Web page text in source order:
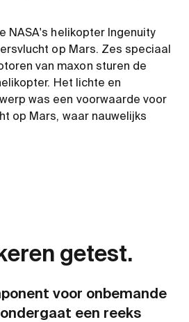
NASA's helikopter Ingenuity
op Mars. Zes speciaal
van maxon sturen de
Het lichte en
was een voorwaarde voor
op Mars, waar nauwelijks
getest.
voor onbemande
een reeks